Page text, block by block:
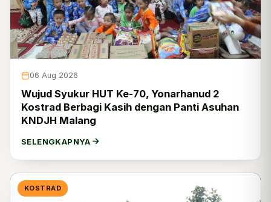
06 Aug 2026
Wujud Syukur HUT Ke-70, Yonarhanud 2
Kostrad Berbagi Kasih dengan Panti Asuhan
KNDJH Malang
SELENGKAPNYA
KOSTRAD